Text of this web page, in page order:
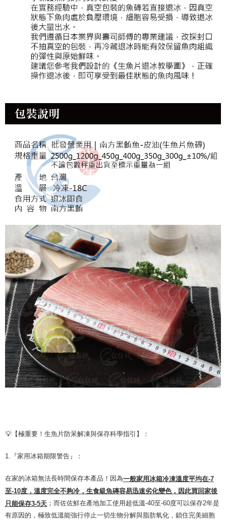
💡【極重要！生魚片防呆解凍與保存科學指引】：
1.『家用冰箱期限警告』：
在家的冰箱無法長時間保存本產品！因為一般家用冰箱冷凍溫度平均在-7
至-10度，溫度完全不夠冷，生食級魚磚容易迅速劣化變色，因此買回家後
只能保存3-5天 ；而佐佐鮮在產地加工使用超低溫-40至-60度可以保存2年是
有原因的，極致低溫能強行停止一切生物分解與脂肪氧化，鎖住完美細胞